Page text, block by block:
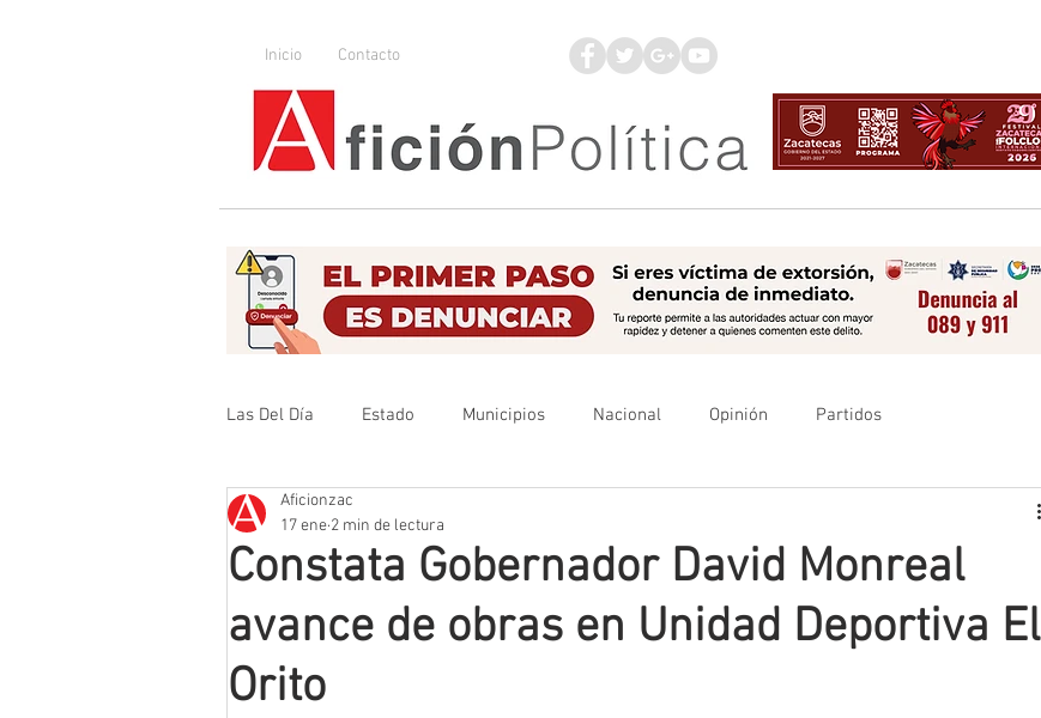
Inicio Contacto
Las Del Día Estado Municipios Nacional Opinión Partidos
Que no se olvide
Constata Gobernador David Monreal
avance de obras en Unidad Deportiva El
Orito
Aficionzac
17 ene 2 min de lectura